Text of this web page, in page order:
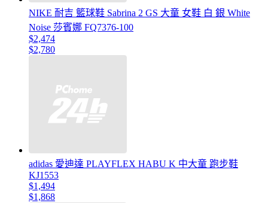
NIKE 耐吉 籃球鞋 Sabrina 2 GS 大童 女鞋 白 銀 White
Noise 莎賓娜 FQ7376-100
$2,474
$2,780
adidas 愛迪達 PLAYFLEX HABU K 中大童 跑步鞋
KJ1553
$1,494
$1,868